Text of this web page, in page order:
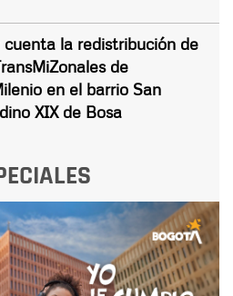
cuenta la redistribución de
de
en el barrio San
XIX de Bosa